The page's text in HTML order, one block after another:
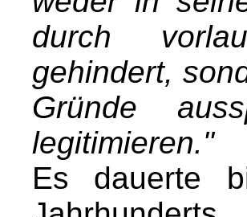
durch
gehindert,
Gründe
legitimieren."
Es dauerte